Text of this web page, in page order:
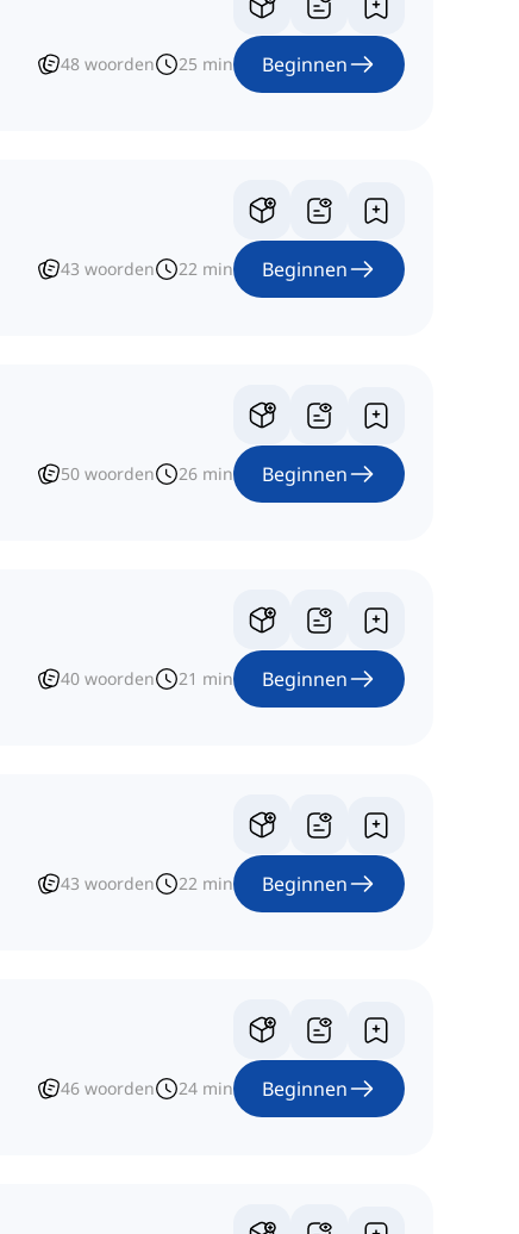
48 woorden 25 min Beginnen
43 woorden 22 min Beginnen
50 woorden 26 min Beginnen
40 woorden 21 min Beginnen
43 woorden 22 min Beginnen
46 woorden 24 min Beginnen